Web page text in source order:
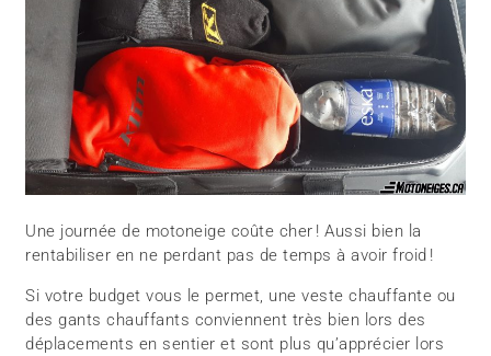
Une journée de motoneige coûte cher ! Aussi bien la
rentabiliser en ne perdant pas de temps à avoir froid !
Si votre budget vous le permet, une veste chauffante ou
des gants chauffants conviennent très bien lors des
déplacements en sentier et sont plus qu’apprécier lors